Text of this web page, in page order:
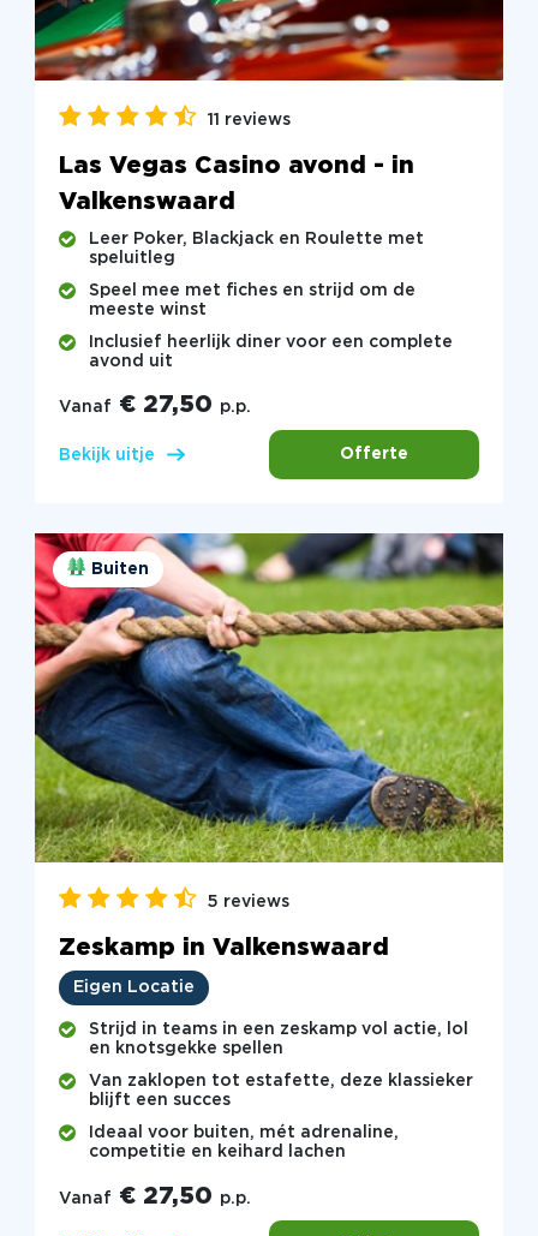
11 reviews
Las Vegas Casino avond - in
Valkenswaard
Leer Poker, Blackjack en Roulette met
speluitleg
Speel mee met fiches en strijd om de
meeste winst
Inclusief heerlijk diner voor een complete
avond uit
Vanaf € 27,50 p.p.
Bekijk uitje Offerte
Buiten
5 reviews
Zeskamp in Valkenswaard
Eigen Locatie
Strijd in teams in een zeskamp vol actie, lol
en knotsgekke spellen
Van zaklopen tot estafette, deze klassieker
blijft een succes
Ideaal voor buiten, mét adrenaline,
competitie en keihard lachen
Vanaf € 27,50 p.p.